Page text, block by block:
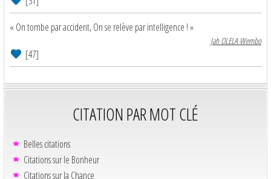
« On tombe par accident, On se relève par intelligence ! »
Jah OLELA Wembo
[47]
CITATION PAR MOT CLÉ
Belles citations
Citations sur le Bonheur
Citations sur la Chance